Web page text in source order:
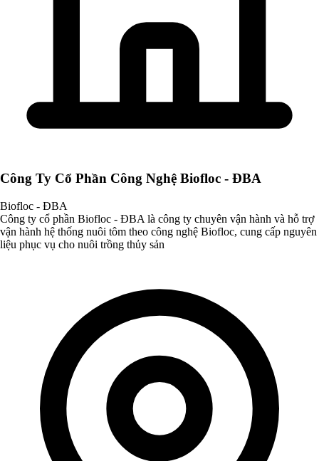
Công Ty Cổ Phần Công Nghệ Biofloc - ĐBA
Biofloc - ĐBA
Công ty cổ phần Biofloc - ĐBA là công ty chuyên vận hành và hỗ trợ
vận hành hệ thống nuôi tôm theo công nghệ Biofloc, cung cấp nguyên
liệu phục vụ cho nuôi trồng thủy sản